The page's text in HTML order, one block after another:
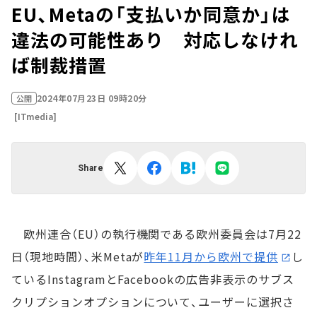
EU、Metaの「支払いか同意か」は
違法の可能性あり 対応しなけれ
ば制裁措置
公開 2024年07月23日 09時20分
[ITmedia]
Share
欧州連合（EU）の執行機関である欧州委員会は7月22
日（現地時間）、米Metaが昨年11月から欧州で提供
し
ているInstagramとFacebookの広告非表示のサブス
クリプションオプションについて、ユーザーに選択さ